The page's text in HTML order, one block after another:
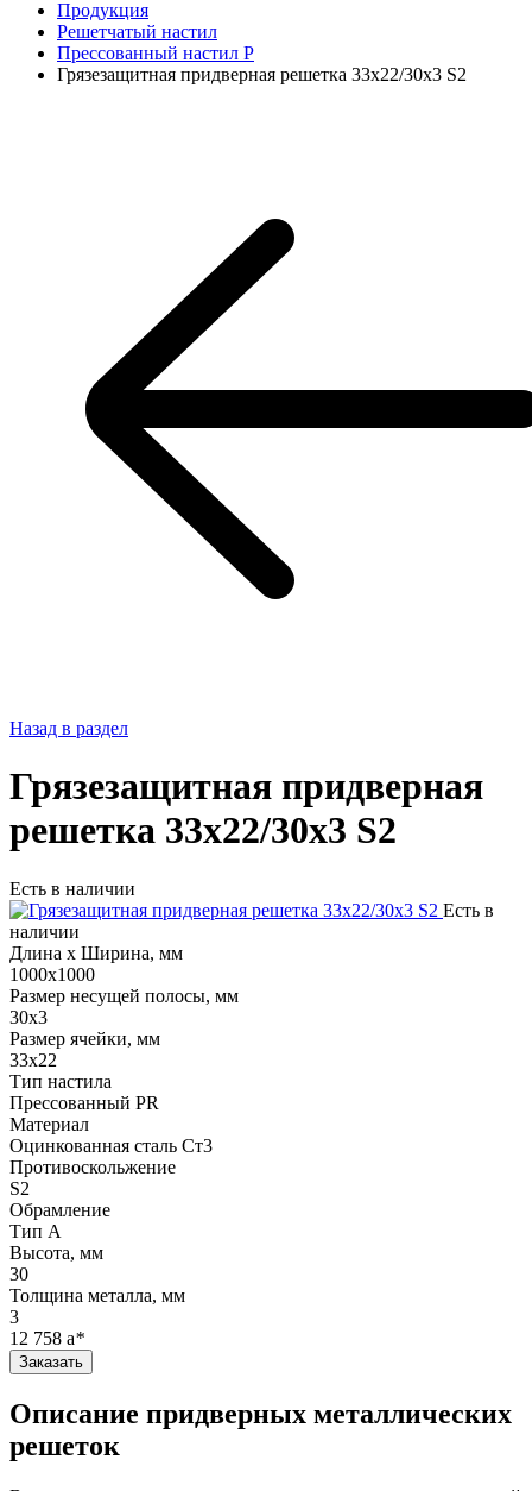
Продукция
Решетчатый настил
Прессованный настил P
Грязезащитная придверная решетка 33x22/30x3 S2
Назад в раздел
Грязезащитная придверная
решетка 33x22/30x3 S2
Есть в наличии
Есть в
наличии
Длина х Ширина, мм
1000x1000
Размер несущей полосы, мм
30x3
Размер ячейки, мм
33x22
Тип настила
Прессованный PR
Материал
Оцинкованная сталь Ст3
Противоскольжение
S2
Обрамление
Тип А
Высота, мм
30
Толщина металла, мм
3
12 758 a*
Заказать
Описание придверных металлических
решеток